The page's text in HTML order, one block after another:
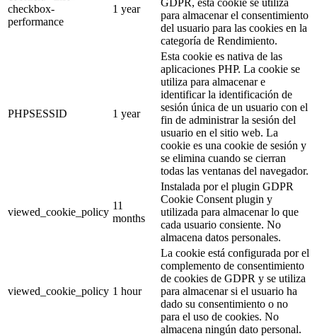
checkbox-
performance
1 year
para almacenar el consentimiento
del usuario para las cookies en la
categoría de Rendimiento.
PHPSESSID 1 year
Esta cookie es nativa de las
aplicaciones PHP. La cookie se
utiliza para almacenar e
identificar la identificación de
sesión única de un usuario con el
fin de administrar la sesión del
usuario en el sitio web. La
cookie es una cookie de sesión y
se elimina cuando se cierran
todas las ventanas del navegador.
viewed_cookie_policy
11
months
Instalada por el plugin GDPR
Cookie Consent plugin y
utilizada para almacenar lo que
cada usuario consiente. No
almacena datos personales.
viewed_cookie_policy 1 hour
La cookie está configurada por el
complemento de consentimiento
de cookies de GDPR y se utiliza
para almacenar si el usuario ha
dado su consentimiento o no
para el uso de cookies. No
almacena ningún dato personal.